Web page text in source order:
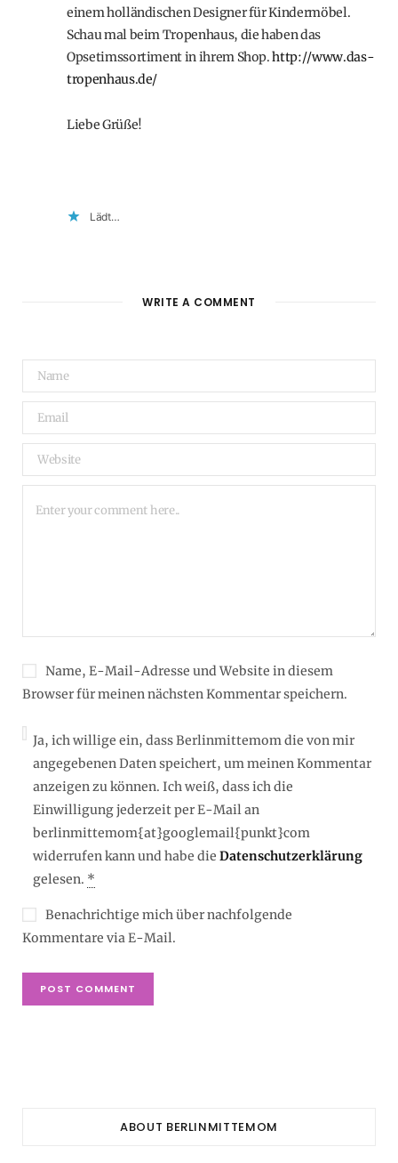
einem holländischen Designer für Kindermöbel.
Schau mal beim Tropenhaus, die haben das
Opsetimssortiment in ihrem Shop.http://www.das-
tropenhaus.de/
Liebe Grüße!
Lädt…
WRITE A COMMENT
Name, E-Mail-Adresse und Website in diesem
Browser für meinen nächsten Kommentar speichern.
Ja, ich willige ein, dass Berlinmittemom die von mir
angegebenen Daten speichert, um meinen Kommentar
anzeigen zu können. Ich weiß, dass ich die
Einwilligung jederzeit per E-Mail an
berlinmittemom{at}googlemail{punkt}com
widerrufen kann und habe die Datenschutzerklärung
gelesen. *
Benachrichtige mich über nachfolgende
Kommentare via E-Mail.
ABOUT BERLINMITTEMOM